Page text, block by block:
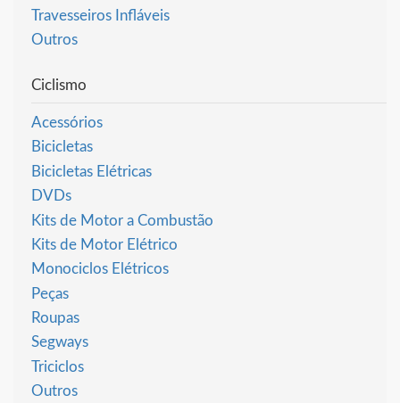
Travesseiros Infláveis
Outros
Ciclismo
Acessórios
Bicicletas
Bicicletas Elétricas
DVDs
Kits de Motor a Combustão
Kits de Motor Elétrico
Monociclos Elétricos
Peças
Roupas
Segways
Triciclos
Outros